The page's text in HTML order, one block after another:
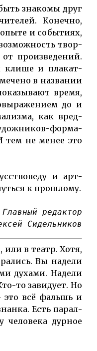
знакомы друг
Конеч­но,
и событиях,
твор­
про­из­ве­дений.
клише и плакат­
в названии
время,
до и
как вред­
форма­
тем не менее это
и арт-
к прош­лому.
Главный редактор
Сидельников
в театр. Хотя,
Вы надели
духами. Надели
то завидует. Но
всё фальшь и
Есть парал­
дурное